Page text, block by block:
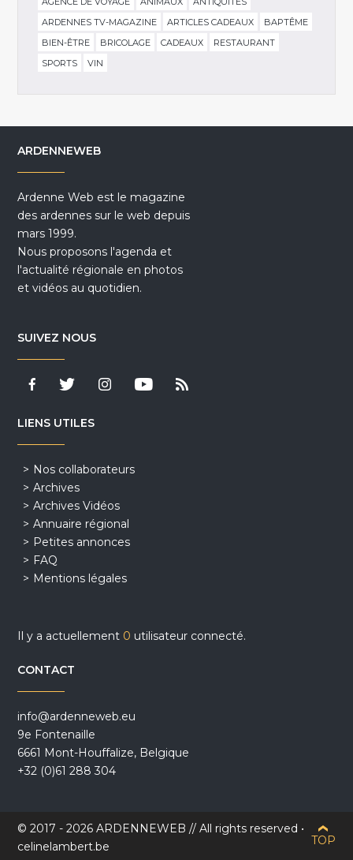
ARDENNES TV-MAGAZINE
ARTICLES CADEAUX
BAPTÊME
BIEN-ÊTRE
BRICOLAGE CADEAUX
RESTAURANT
SPORTS
VIN
ARDENNEWEB
Ardenne Web est le magazine
des ardennes sur le web depuis
mars 1999.
Nous proposons l'agenda et
l'actualité régionale en photos
et vidéos au quotidien.
SUIVEZ NOUS
LIENS UTILES
Nos collaborateurs
Archives
Archives Vidéos
Annuaire régional
Petites annonces
FAQ
Mentions légales
Il y a actuellement 0 utilisateur connecté.
CONTACT
info@ardenneweb.eu
9e Fontenaille
6661 Mont-Houffalize, Belgique
+32 (0)61 288 304
© 2017 - 2026 ARDENNEWEB // All rights reserved •
celinelambert.be
TOP